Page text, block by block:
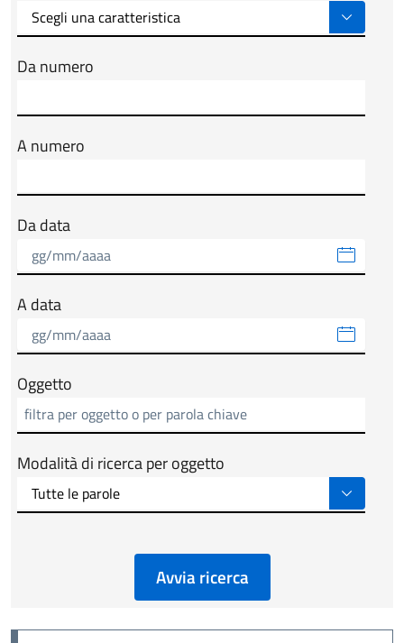
Da numero
A numero
Da data
A data
Oggetto
Modalità di ricerca per oggetto
Avvia ricerca